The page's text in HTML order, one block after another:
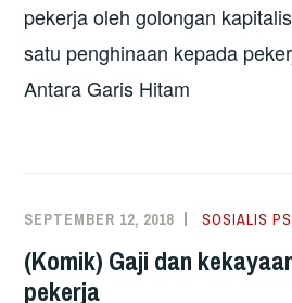
pekerja oleh golongan
satu penghinaan kepada
Antara Garis Hitam
SEPTEMBER 12, 2018 SOSIALIS
(Komik) Gaji dan
pekerja